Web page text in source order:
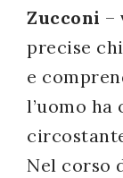
Zucconi –
precise
e
l’uomo ha
Nel corso